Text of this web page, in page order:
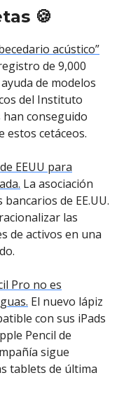
🍪
acústico”
de 9,000
de modelos
del Instituto
conseguido
estos cetáceos.
EEUU para
La asociación
de EE.UU.
las
de activos en una
Pro no es
El nuevo lápiz
con sus iPads
Pencil de
sigue
tablets de última